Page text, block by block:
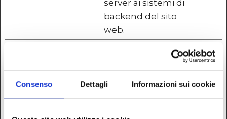
Consenso Dettagli Informazioni sui cookie
server ai sistemi di
backend del sito
web.
Questo cookie è
umani e robot.
il sito web, al fine
Persist
ente